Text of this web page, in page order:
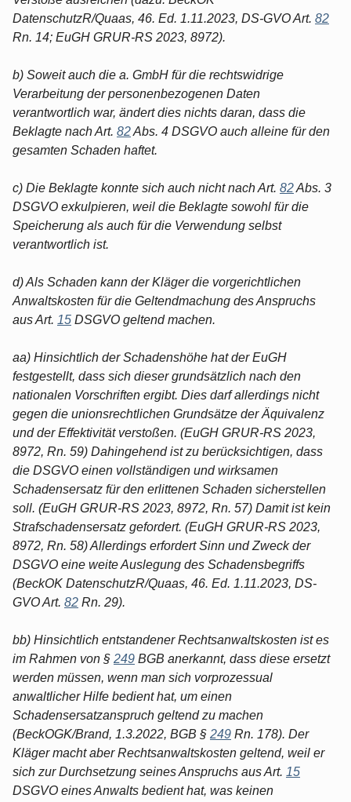
DatenschutzR/Quaas, 46. Ed. 1.11.2023, DS-GVO Art. 82
Rn. 14; EuGH GRUR-RS 2023, 8972).
b) Soweit auch die a. GmbH für die rechtswidrige
Verarbeitung der personenbezogenen Daten
verantwortlich war, ändert dies nichts daran, dass die
Beklagte nach Art. 82Abs. 4 DSGVO auch alleine für den
gesamten Schaden haftet.
c) Die Beklagte konnte sich auch nicht nach Art. 82Abs. 3
DSGVO exkulpieren, weil die Beklagte sowohl für die
Speicherung als auch für die Verwendung selbst
verantwortlich ist.
d) Als Schaden kann der Kläger die vorgerichtlichen
Anwaltskosten für die Geltendmachung des Anspruchs
aus Art. 15 DSGVO geltend machen.
aa) Hinsichtlich der Schadenshöhe hat der EuGH
festgestellt, dass sich dieser grundsätzlich nach den
nationalen Vorschriften ergibt. Dies darf allerdings nicht
gegen die unionsrechtlichen Grundsätze der Äquivalenz
und der Effektivität verstoßen. (EuGH GRUR-RS 2023,
8972, Rn. 59) Dahingehend ist zu berücksichtigen, dass
die DSGVO einen vollständigen und wirksamen
Schadensersatz für den erlittenen Schaden sicherstellen
soll. (EuGH GRUR-RS 2023, 8972, Rn. 57) Damit ist kein
Strafschadensersatz gefordert. (EuGH GRUR-RS 2023,
8972, Rn. 58) Allerdings erfordert Sinn und Zweck der
DSGVO eine weite Auslegung des Schadensbegriffs
(BeckOK DatenschutzR/Quaas, 46. Ed. 1.11.2023, DS-
GVO Art. 82 Rn. 29).
bb) Hinsichtlich entstandener Rechtsanwaltskosten ist es
im Rahmen von § 249 BGB anerkannt, dass diese ersetzt
werden müssen, wenn man sich vorprozessual
anwaltlicher Hilfe bedient hat, um einen
Schadensersatzanspruch geltend zu machen
(BeckOGK/Brand, 1.3.2022, BGB § 249 Rn. 178). Der
Kläger macht aber Rechtsanwaltskosten geltend, weil er
sich zur Durchsetzung seines Anspruchs aus Art. 15
DSGVO eines Anwalts bedient hat, was keinen